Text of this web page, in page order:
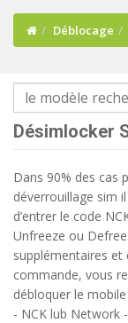
Déblocage
Désimlocker
Dans 90% des cas
déverrouillage sim
d’entrer le code
Unfreeze ou
supplémentaires et
commande, vous
débloquer le
- NCK lub Network